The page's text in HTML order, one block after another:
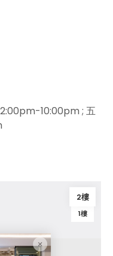
10:00pm ; 五
2樓
1樓